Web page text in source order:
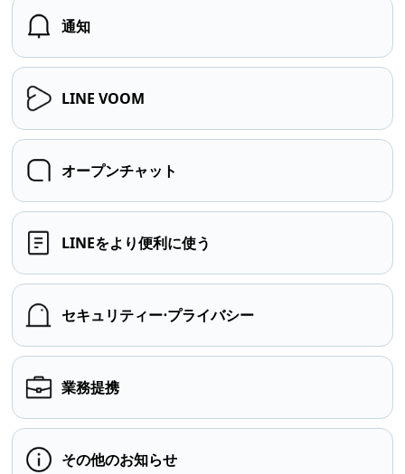
通知
LINE VOOM
オープンチャット
LINEをより便利に使う
セキュリティー⋅プライバシー
業務提携
その他のお知らせ